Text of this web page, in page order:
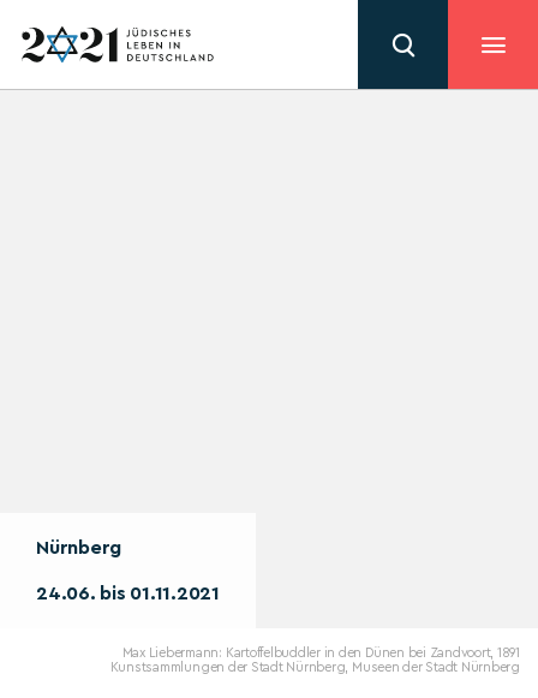
Nürnberg
24.06. bis 01.11.2021
Max Liebermann: Kartoffelbuddler in den Dünen bei Zandvoort, 1891
Kunstsammlungen der Stadt Nürnberg, Museen der Stadt Nürnberg